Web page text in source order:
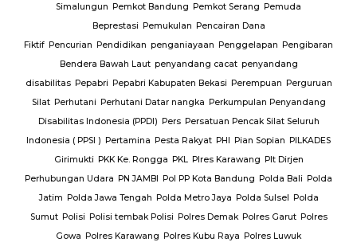
Simalungun Pemkot Bandung Pemkot Serang Pemuda
Beprestasi Pemukulan Pencairan Dana
Fiktif Pencurian Pendidikan penganiayaan Penggelapan Pengibaran
Bendera Bawah Laut penyandang cacat penyandang
disabilitas Pepabri Pepabri Kabupaten Bekasi Perempuan Perguruan
Silat Perhutani Perhutani Datar nangka Perkumpulan Penyandang
Disabilitas Indonesia (PPDI) Pers Persatuan Pencak Silat Seluruh
Indonesia ( PPSI ) Pertamina Pesta Rakyat PHI Pian Sopian PILKADES
Girimukti PKK Ke. Rongga PKL Plres Karawang Plt Dirjen
Perhubungan Udara PN JAMBI Pol PP Kota Bandung Polda Bali Polda
Jatim Polda Jawa Tengah Polda Metro Jaya Polda Sulsel Polda
Sumut Polisi Polisi tembak Polisi Polres Demak Polres Garut Polres
Gowa Polres Karawang Polres Kubu Raya Polres Luwuk